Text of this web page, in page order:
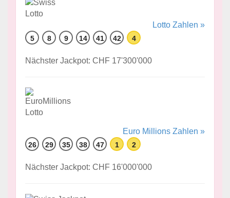
Lotto Zahlen »
5 8 9 14 41 42 4
Nächster Jackpot: CHF 17'300'000
Euro Millions Zahlen »
26 29 35 38 47 1 2
Nächster Jackpot: CHF 16'000'000